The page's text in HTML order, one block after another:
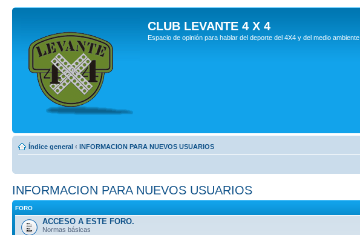
CLUB LEVANTE 4 X 4
Espacio de opinión para hablar del deporte del 4X4 y del medio ambiente.
Índice general ‹ INFORMACION PARA NUEVOS USUARIOS
INFORMACION PARA NUEVOS USUARIOS
FORO
ACCESO A ESTE FORO.
Normas básicas